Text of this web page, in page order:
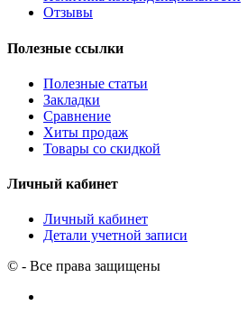
Отзывы
Полезные ссылки
Полезные статьи
Закладки
Сравнение
Хиты продаж
Товары со скидкой
Личный кабинет
Личный кабинет
Детали учетной записи
© - Все права защищены